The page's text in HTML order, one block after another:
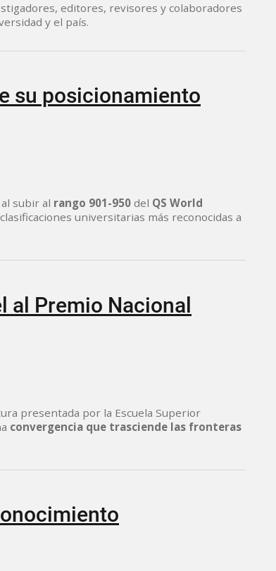
editores, revisores y colaboradores
y el país.
su posicionamiento
al subir al rango 901-950 del QS World
universitarias más reconocidas a
al Premio Nacional
presentada por la Escuela Superior
convergencia que trasciende las fronteras